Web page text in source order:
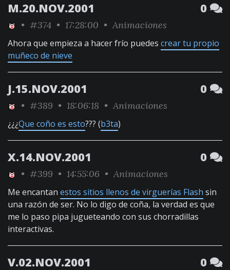
M.20.NOV.2001 0
• #374 • 17:28:00 • Animaciones
Ahora que empieza a hacer frío puedes crear tu propio
muñeco de nieve
J.15.NOV.2001 0
• #389 • 18:06:18 • Animaciones
¿¿¿Que coño es esto??? (b3ta)
X.14.NOV.2001 0
• #399 • 14:55:06 • Animaciones
Me encantan estos sitios llenos de virguerías Flash sin
una razón de ser. No lo digo de coña, la verdad es que
me lo paso pipa jugueteando con sus chorradillas
interactivas.
V.02.NOV.2001 0